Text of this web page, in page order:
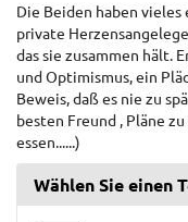
Die Beiden haben
private
das sie zusammen hält.
und Optimismus, ein
Beweis, daß es nie zu
besten Freund , Pläne
essen......)
Wählen Sie einen